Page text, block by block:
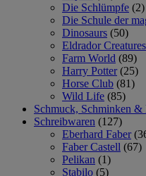
Die Schlümpfe (2)
Die Schule der
Dinosaurs (50)
Eldrador Creatures
Farm World (89)
Harry Potter (25)
Horse Club (81)
Wild Life (85)
Schmuck, Schminken &
Schreibwaren (127)
Eberhard Faber
Faber Castell (67)
Pelikan (1)
Stabilo (5)